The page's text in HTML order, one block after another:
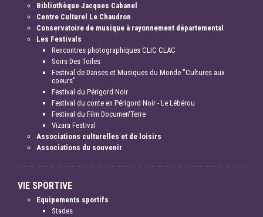
Bibliothèque Jacques Cabanel
Centre Culturel Le Chaudron
Conservatoire de musique à rayonnement départemental
Les Festivals
Rencontres photographiques CLIC CLAC
Soirs Des Toiles
Festival de Danses et Musiques du Monde "Cultures aux
coeurs"
Festival du Périgord Noir
Festival du conte en Périgord Noir - Le Lébérou
Festival du Film Documen'Terre
Vizara Festival
Associations culturelles et de loisirs
Associations du souvenir
VIE SPORTIVE
Equipements sportifs
Stades